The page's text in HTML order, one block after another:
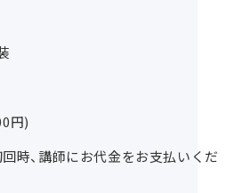
円)
時、講師にお代金をお支払いくだ